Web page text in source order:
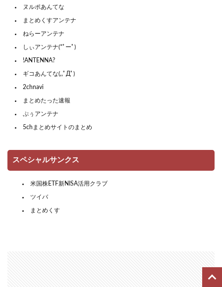
ヌルポあんてな
まとめくすアンテナ
ねらーアンテナ
しぃアンテナ(*ﾟーﾟ)
!ANTENNA?
ギコあんてな(,,ﾟДﾟ)
2chnavi
まとめたった速報
ぷぅアンテナ
5chまとめサイトのまとめ
スペシャルサンクス
米国株ETF新NISA活用クラブ
ツイバ
まとめくす